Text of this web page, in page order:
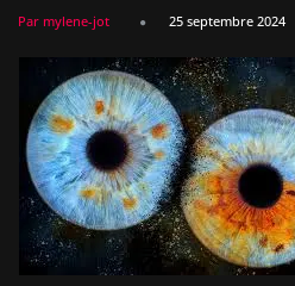
Par mylene-jot 25 septembre 2024